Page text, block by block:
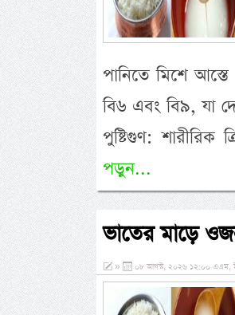
পানিতে মিশে
বি৬ এবং বি৯, যা
পুষ্টিগুণ: শারীরিক
পড়ুন...
ভাতের মাড়ে
» ০৮ আগস্ট, ২০২৬ ১২:০০ এএম,